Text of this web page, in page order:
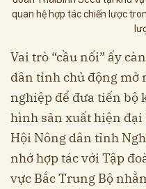
quan hệ hợp tác chiến lược
Vai trò “cầu nối” ấy
dân tỉnh chủ động mở
nghiệp để đưa tiến bộ
hình sản xuất hiện
Hội Nông dân tỉnh
nhớ hợp tác với Tập
vực Bắc Trung Bộ